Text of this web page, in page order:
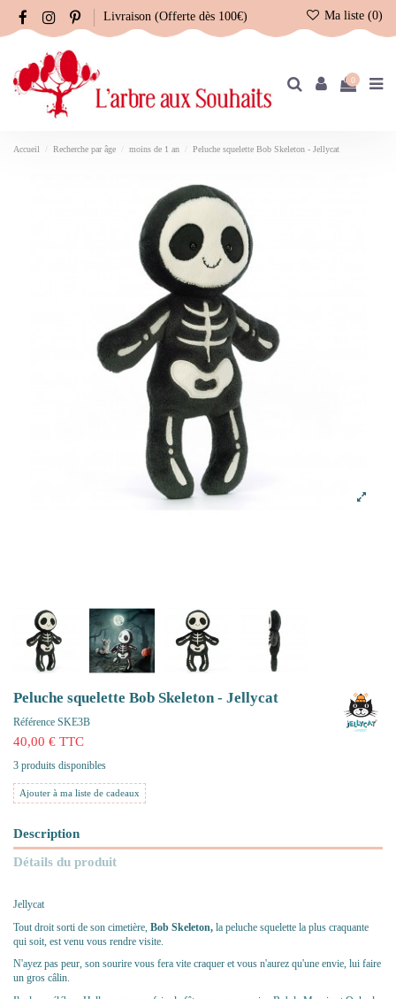
Livraison (Offerte dès 100€) Ma liste (0)
0
Accueil Recherche par âge moins de 1 an Peluche squelette Bob Skeleton - Jellycat
Peluche squelette Bob Skeleton - Jellycat
Référence SKE3B
40,00 € TTC
3 produits disponibles
Ajouter à ma liste de cadeaux
Description
Détails du produit
Jellycat
Tout droit sorti de son cimetière, Bob Skeleton, la peluche squelette la plus craquante
qui soit, est venu vous rendre visite.
N'ayez pas peur, son sourire vous fera vite craquer et vous n'aurez qu'une envie, lui faire
un gros câlin.